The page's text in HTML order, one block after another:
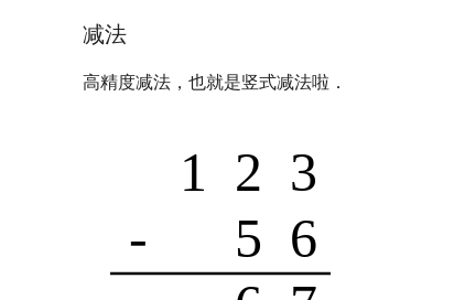
减法
高精度减法，也就是竖式减法啦．